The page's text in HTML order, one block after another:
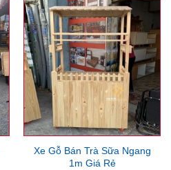
Xe Gỗ Bán Trà Sữa Ngang
1m Giá Rẻ